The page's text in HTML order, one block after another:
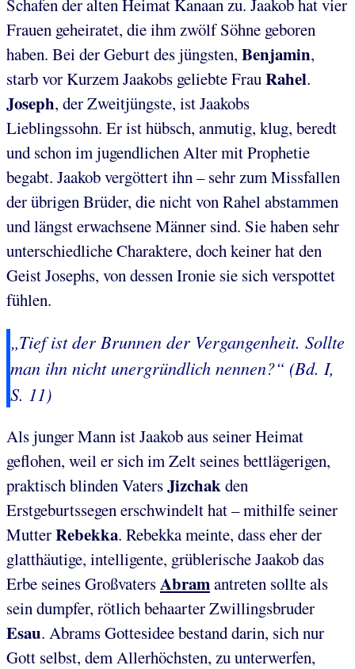
Schafen der alten Heimat Kanaan zu. Jaakob hat vier
Frauen geheiratet, die ihm zwölf Söhne geboren
haben. Bei der Geburt des jüngsten, Benjamin,
starb vor Kurzem Jaakobs geliebte FrauRahel.
Joseph, der Zweitjüngste, ist Jaakobs
Lieblingssohn. Er ist hübsch, anmutig, klug, beredt
und schon im jugendlichen Alter mit Prophetie
begabt. Jaakob vergöttert ihn – sehr zum Missfallen
der übrigen Brüder, die nicht von Rahel abstammen
und längst erwachsene Männer sind. Sie haben sehr
unterschiedliche Charaktere, doch keiner hat den
Geist Josephs, von dessen Ironie sie sich verspottet
fühlen.
„Tief ist der Brunnen der Vergangenheit. Sollte
man ihn nicht unergründlich nennen?“ (Bd. I,
S. 11)
Als junger Mann ist Jaakob aus seiner Heimat
geflohen, weil er sich im Zelt seines bettlägerigen,
praktisch blinden VatersJizchakden
Erstgeburtssegen erschwindelt hat – mithilfe seiner
MutterRebekka. Rebekka meinte, dass eher der
glatthäutige, intelligente, grüblerische Jaakob das
Erbe seines GroßvatersAbramantreten sollte als
sein dumpfer, rötlich behaarter Zwillingsbruder
Esau. Abrams Gottesidee bestand darin, sich nur
Gott selbst, dem Allerhöchsten, zu unterwerfen,